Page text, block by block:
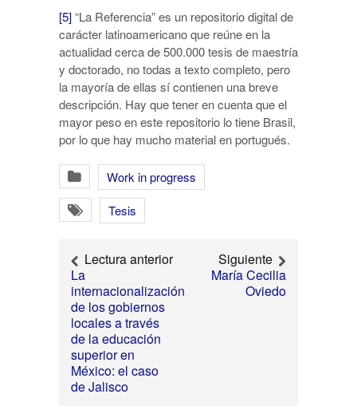
[5]“La Referencia” es un repositorio digital de
carácter latinoamericano que reúne en la
actualidad cerca de 500.000 tesis de maestría
y doctorado, no todas a texto completo, pero
la mayoría de ellas sí contienen una breve
descripción. Hay que tener en cuenta que el
mayor peso en este repositorio lo tiene Brasil,
por lo que hay mucho material en portugués.
Work in progress
Tesis
Lectura anterior
La
internacionalización
de los gobiernos
locales a través
de la educación
superior en
México: el caso
de Jalisco
Siguiente
María Cecilia
Oviedo